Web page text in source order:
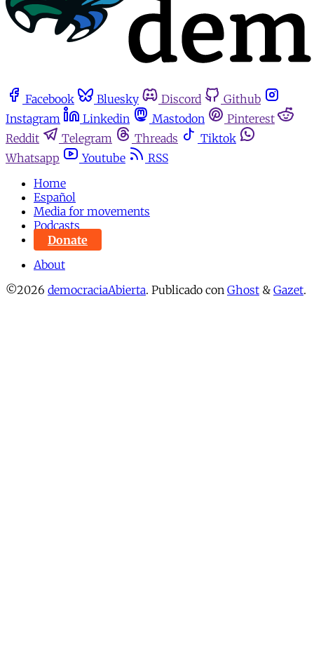
Facebook Bluesky Discord
Github
Instagram
Linkedin Mastodon
Pinterest
Reddit
Telegram Threads
Tiktok
Whatsapp
Youtube
RSS
Home
Español
Media for movements
Podcasts
Donate
About
©2026 democraciaAbierta. Publicado con Ghost & Gazet.